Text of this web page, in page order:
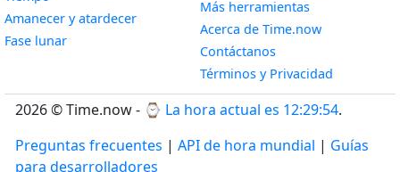
Amanecer y atardecerWidget
Fase lunarWidget
Más herramientas
Acerca de Time.now
Contáctanos
Términos y Privacidad
2026 © Time.now - ⌚ La hora actual es 12:29:55.
Preguntas frecuentes | API de hora mundial | Guías
para desarrolladores